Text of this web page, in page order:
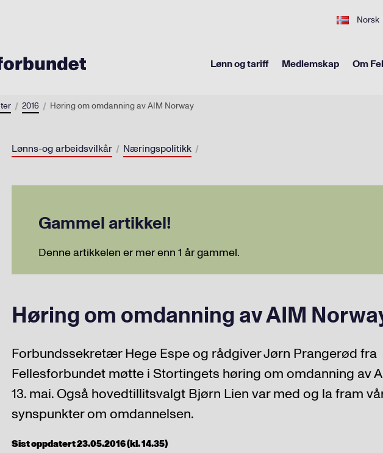
Norsk
Lønn og tariff Medlemskap Om
2016 Høring om omdanning av AIM Norway
Lønns-og arbeidsvilkår Næringspolitikk
Gammel artikkel!
Denne artikkelen er mer enn 1 år gammel.
Høring om omdanning av AIM
Forbundssekretær Hege Espe og rådgiver Jørn Prangerød fra
Fellesforbundet møtte i Stortingets høring om omdanning av
13. mai. Også hovedtillitsvalgt Bjørn Lien var med og la fram
synspunkter om omdannelsen.
Sist oppdatert 23.05.2016 (kl. 14.35)